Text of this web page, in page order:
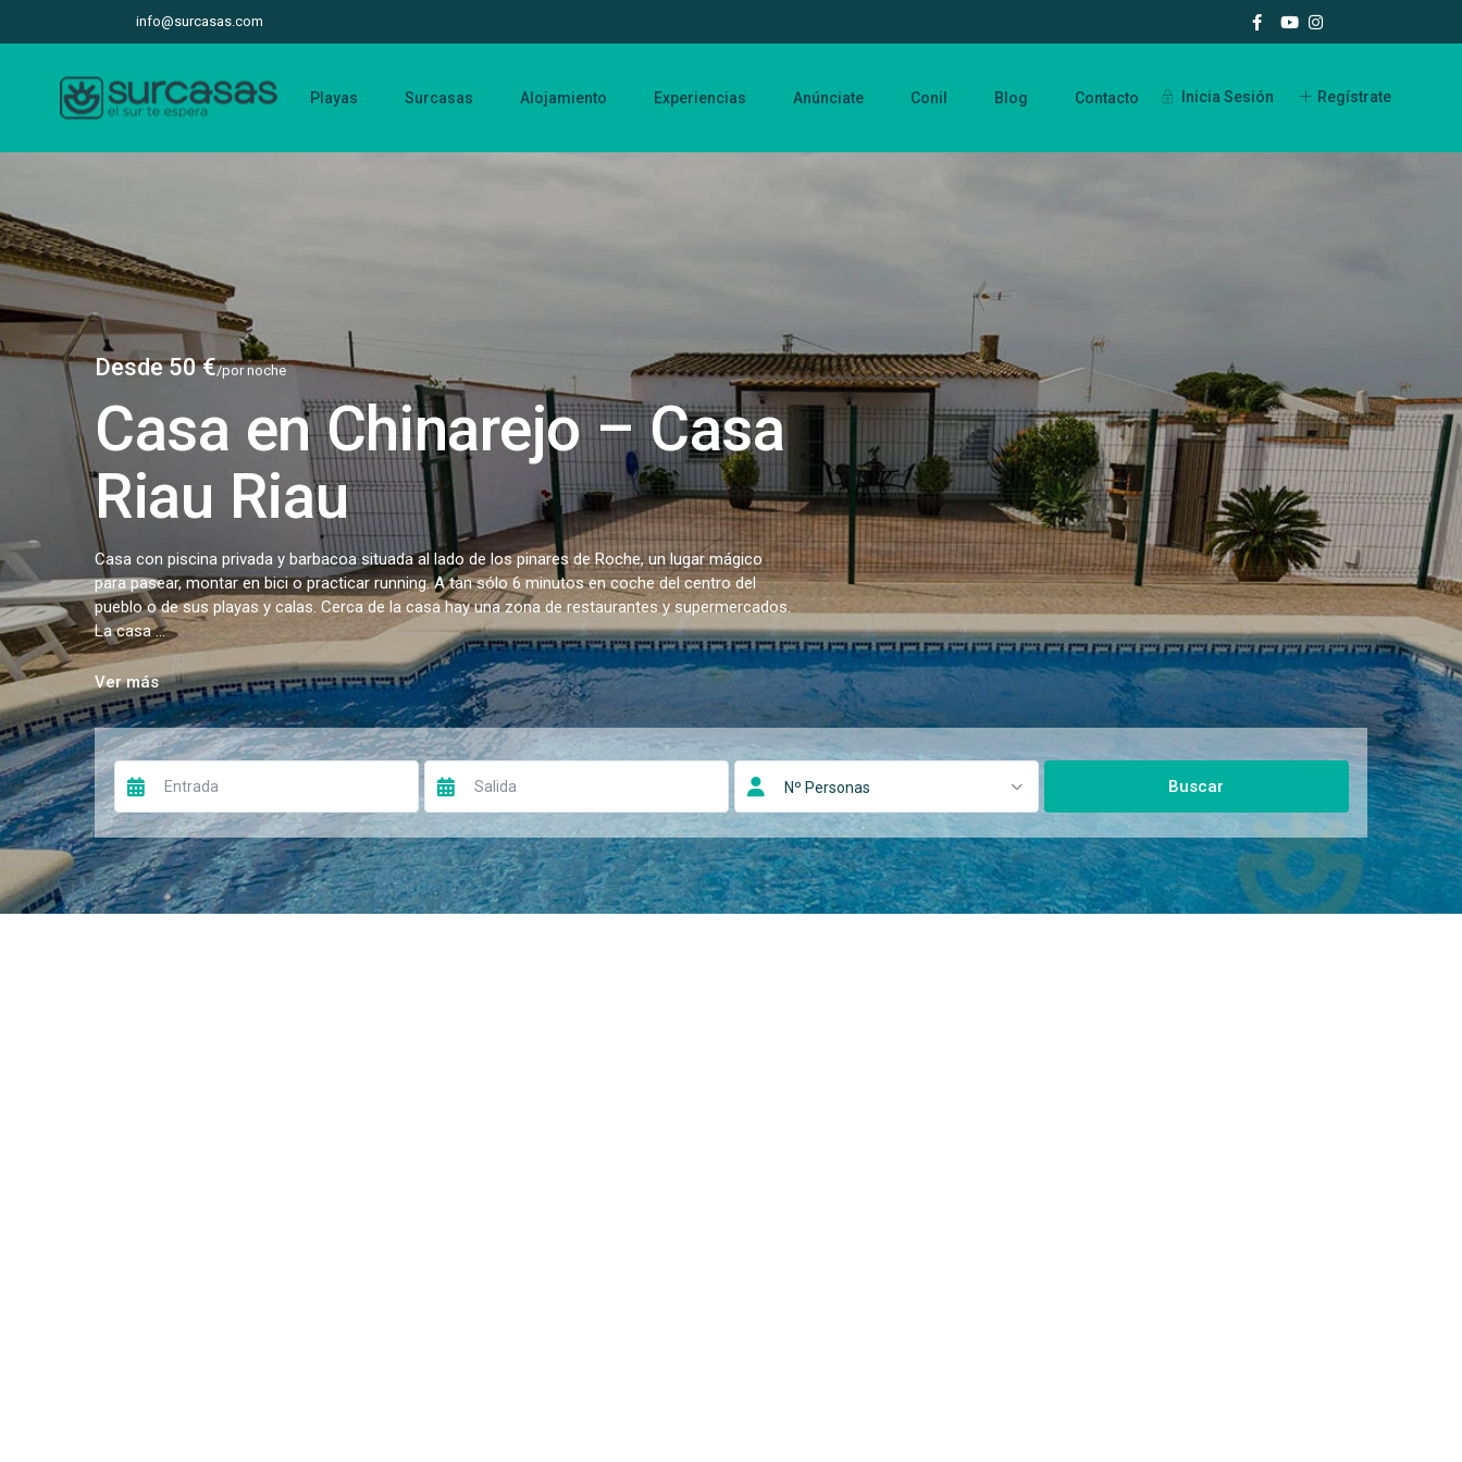
info@surcasas.com
Inicia Sesión Regístrate
Playas Surcasas Alojamiento Experiencias Anúnciate Conil Blog Contacto
Desde 50 €/por noche
Casa en Chinarejo – Casa
Riau Riau
Casa con piscina privada y barbacoa situada al lado de los pinares de Roche, un lugar mágico
para pasear, montar en bici o practicar running. A tan sólo 6 minutos en coche del centro del
pueblo o de sus playas y calas. Cerca de la casa hay una zona de restaurantes y supermercados.
La casa ...
Ver más
Nº Personas